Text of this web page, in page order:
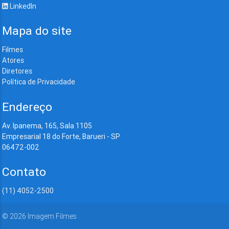
LinkedIn
Mapa do site
Filmes
Atores
Diretores
Política de Privacidade
Endereço
Av. Ipanema, 165, Sala 1105
Empresarial 18 do Forte, Barueri - SP
06472-002
Contato
(11) 4052-2500
© 2026 Imagem Filmes